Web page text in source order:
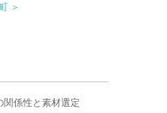
＞
関係性と素材選定